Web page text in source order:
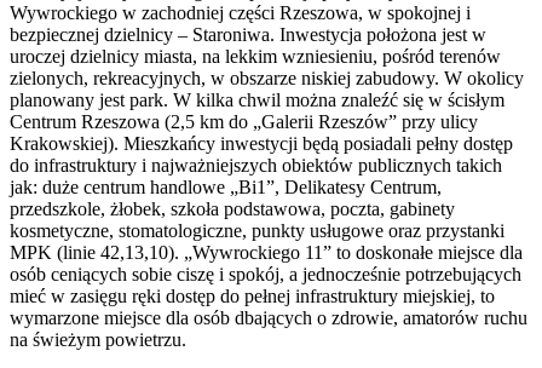
Wywrockiego w zachodniej części Rzeszowa, w spokojnej i
bezpiecznej dzielnicy – Staroniwa. Inwestycja położona jest w
uroczej dzielnicy miasta, na lekkim wzniesieniu, pośród terenów
zielonych, rekreacyjnych, w obszarze niskiej zabudowy. W okolicy
planowany jest park. W kilka chwil można znaleźć się w ścisłym
Centrum Rzeszowa (2,5 km do „Galerii Rzeszów” przy ulicy
Krakowskiej). Mieszkańcy inwestycji będą posiadali pełny dostęp
do infrastruktury i najważniejszych obiektów publicznych takich
jak: duże centrum handlowe „Bi1”, Delikatesy Centrum,
przedszkole, żłobek, szkoła podstawowa, poczta, gabinety
kosmetyczne, stomatologiczne, punkty usługowe oraz przystanki
MPK (linie 42,13,10). „Wywrockiego 11” to doskonałe miejsce dla
osób ceniących sobie ciszę i spokój, a jednocześnie potrzebujących
mieć w zasięgu ręki dostęp do pełnej infrastruktury miejskiej, to
wymarzone miejsce dla osób dbających o zdrowie, amatorów ruchu
na świeżym powietrzu.